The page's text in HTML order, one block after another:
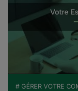
# GÉRER VOTRE